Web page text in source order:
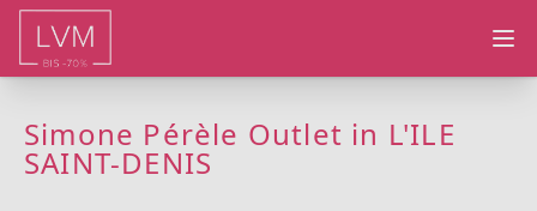
Simone Pérèle Outlet in L'ILE
SAINT-DENIS